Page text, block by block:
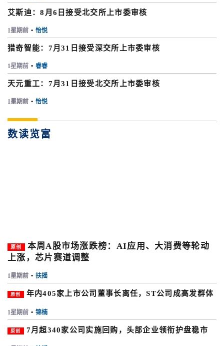
艾斯迪：8月6日接受北交所上市委审核
1星期前 • 怡悦
猎奇智能：7月31日接受深交所上市委审核
1星期前 • 睿睿
天元重工：7月31日接受北交所上市委审核
1星期前 • 怡悦
数读览富
原创
本周A股市场涨跌榜：AI应用、大消费等轮动
上涨，芯片赛道调整
1星期前 • 扶摇
原创 年内405家上市公司董事长离任，ST公司成高发群体
1星期前 • 锦楠
原创 7月超340家公司实施回购，头部企业领衔护盘稳市